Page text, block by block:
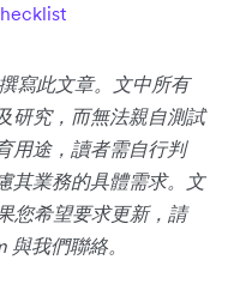
寫此文章。文中所有
研究，而無法親自測試
用途，讀者需自行判
其業務的具體需求。文
您希望要求更新，請
與我們聯絡。